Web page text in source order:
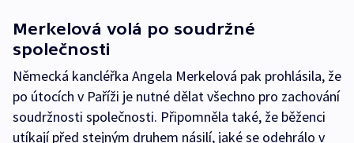
Merkelová volá po soudržné
společnosti
Německá kancléřka Angela Merkelová pak prohlásila, že
po útocích v Paříži je nutné dělat všechno pro zachování
soudržnosti společnosti. Připomněla také, že běženci
utíkají před stejným druhem násilí, jaké se odehrálo v